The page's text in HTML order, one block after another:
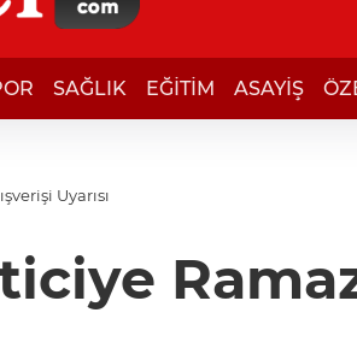
SAĞLIK EĞİTİM ASAYİŞ
Uyarısı